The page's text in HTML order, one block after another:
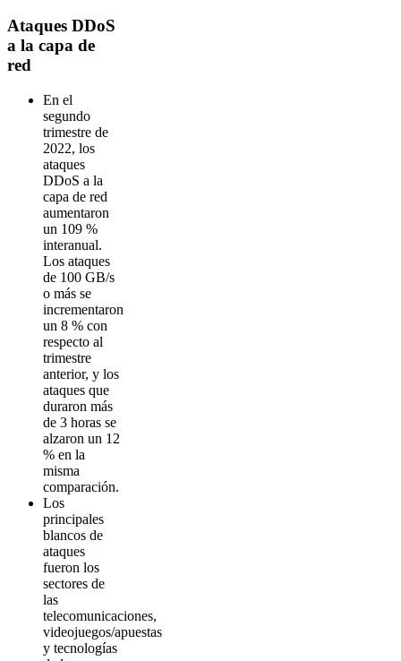
Ataques DDoS
a la capa de
red
En el
segundo
trimestre de
2022, los
ataques
DDoS a la
capa de red
aumentaron
un 109 %
interanual.
Los ataques
de 100 GB/s
o más se
incrementaron
un 8 % con
respecto al
trimestre
anterior, y los
ataques que
duraron más
de 3 horas se
alzaron un 12
% en la
misma
comparación.
Los
principales
blancos de
ataques
fueron los
sectores de
las
telecomunicaciones,
videojuegos/apuestas
y tecnologías